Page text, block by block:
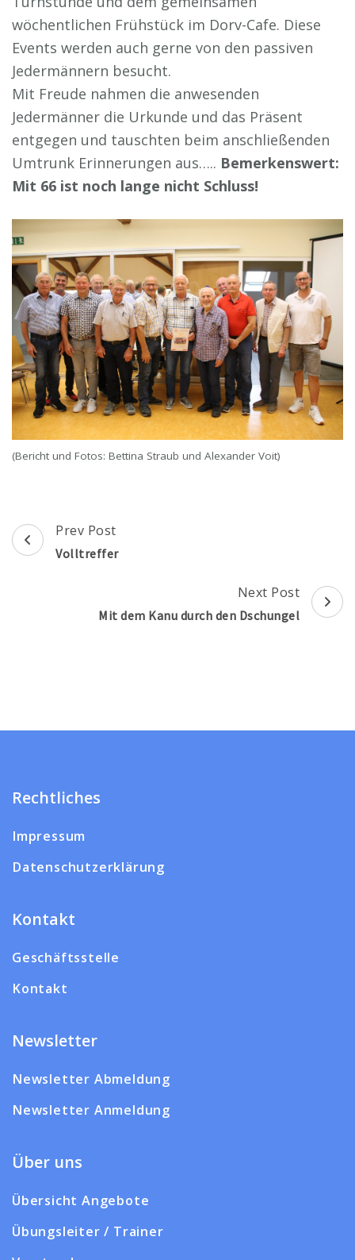
wöchentlichen Frühstück im Dorv-Cafe. Diese
Events werden auch gerne von den passiven
Jedermännern besucht.
Mit Freude nahmen die anwesenden
Jedermänner die Urkunde und das Präsent
entgegen und tauschten beim anschließenden
Umtrunk Erinnerungen aus….. Bemerkenswert:
Mit 66 ist noch lange nicht Schluss!
(Bericht und Fotos: Bettina Straub und Alexander Voit)
Post
Navigation
Prev Post
Volltreffer
Next Post
Mit dem Kanu durch den Dschungel
Rechtliches
Impressum
Datenschutzerklärung
Kontakt
Geschäftsstelle
Kontakt
Newsletter
Newsletter Abmeldung
Newsletter Anmeldung
Über uns
Übersicht Angebote
Übungsleiter / Trainer